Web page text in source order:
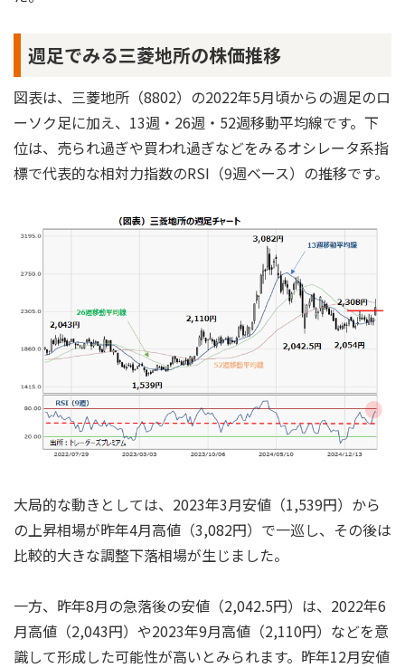
週足でみる三菱地所の株価推移
図表は、三菱地所（8802）の2022年5月頃からの週足のロ
ーソク足に加え、13週・26週・52週移動平均線です。下
位は、売られ過ぎや買われ過ぎなどをみるオシレータ系指
標で代表的な相対力指数のRSI（9週ベース）の推移です。
大局的な動きとしては、2023年3月安値（1,539円）から
の上昇相場が昨年4月高値（3,082円）で一巡し、その後は
比較的大きな調整下落相場が生じました。
一方、昨年8月の急落後の安値（2,042.5円）は、2022年6
月高値（2,043円）や2023年9月高値（2,110円）などを意
識して形成した可能性が高いとみられます。昨年12月安値